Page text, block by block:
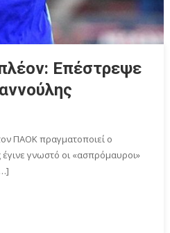
πλέον: Επέστρεψε
ΠΑΟΚ πραγματοποιεί ο
γνωστό οι «ασπρόμαυροι»